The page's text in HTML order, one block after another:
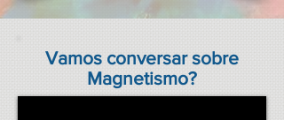
Vamos conversar sobre
Magnetismo?